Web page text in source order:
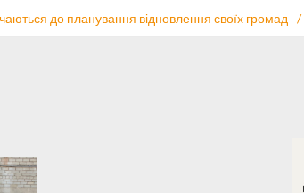
до планування відновлення своїх громад /